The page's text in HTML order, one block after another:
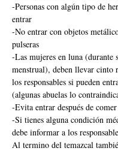
-Personas con algún tipo de
entrar
-No entrar con objetos
pulseras
-Las mujeres en luna (durante
menstrual), deben llevar cinto
los responsables si pueden
(algunas abuelas lo
-Evita entrar después de comer
-Si tienes alguna condición
debe informar a los
Al termino del temazcal